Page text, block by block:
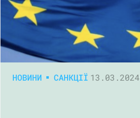
НОВИНИ САНКЦІЇ 13.03.2024